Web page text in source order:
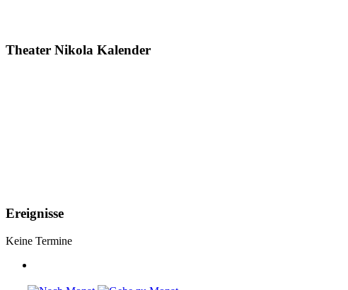
Theater Nikola Kalender
Ereignisse
Keine Termine